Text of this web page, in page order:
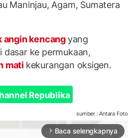
Maninjau, Agam, Sumatera
angin kencangyang
ke permukaan,
mati kekurangan oksigen.
Republika
sumber : Antara Foto
arrow_forward_ios Baca selengkapnya